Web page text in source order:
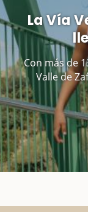
La Vía
Con más de
Valle de